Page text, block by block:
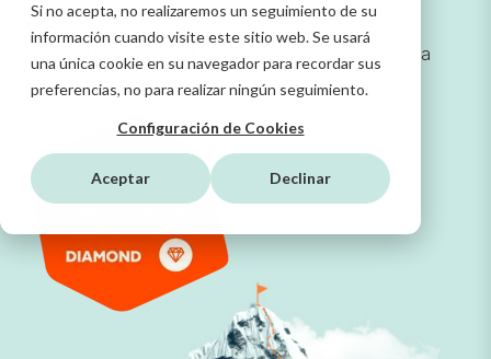
Si no acepta, no realizaremos un seguimiento de su
información cuando visite este sitio web. Se usará
una única cookie en su navegador para recordar sus
preferencias, no para realizar ningún seguimiento.
Configuración de Cookies
Aceptar Declinar
Entendemos tus necesidades para diseñar
estrategia digital
que necesitas, implementarla
con éxito y conseguir resultados